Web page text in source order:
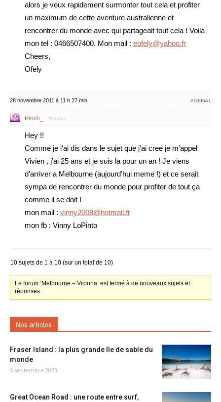
alors je veux rapidement surmonter tout cela et profiter
un maximum de cette aventure australienne et
rencontrer du monde avec qui partageait tout cela ! Voilà
mon tel : 0466507400. Mon mail : eofely@yahoo.fr
Cheers,
Ofely
28 novembre 2011 à 11 h 27 min #109641
Pinch_ Membre
Hey !!
Comme je l’ai dis dans le sujet que j’ai cree je m’appel
Vivien , j’ai 25 ans et je suis la pour un an ! Je viens
d’arriver a Melbourne (aujourd’hui meme !) et ce serait
sympa de rencontrer du monde pour profiter de tout ça
comme il se doit !
mon mail : vinny2008@hotmail.fr
mon fb : Vinny LoPinto
10 sujets de 1 à 10 (sur un total de 10)
Le forum ‘Melbourne – Victoria’ est fermé à de nouveaux sujets et
réponses.
Nos articles
Fraser Island : la plus grande île de sable du
monde
5 septembre 2023
Great Ocean Road : une route entre surf,